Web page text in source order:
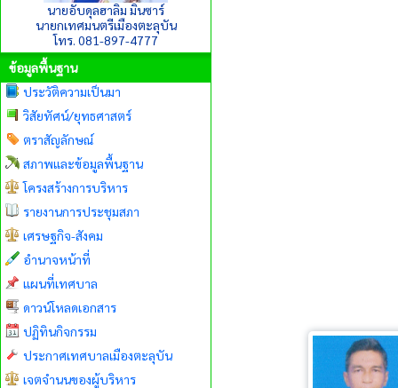
นายอับดุลฮาลิม มินซาร์
นายกเทศมนตรีเมืองตะลุบัน
โทร. 081-897-4777
ข้อมูลพื้นฐาน
ประวัติความเป็นมา
วิสัยทัศน์/ยุทธศาสตร์
ตราสัญลักษณ์
สภาพและข้อมูลพื้นฐาน
โครงสร้างการบริหาร
รายงานการประชุมสภา
เศรษฐกิจ-สังคม
อำนาจหน้าที่
แผนที่เทศบาล
ดาวน์โหลดเอกสาร
ปฏิทินกิจกรรม
ประกาศเทศบาลเมืองตะลุบัน
เจตจำนนของผู้บริหาร